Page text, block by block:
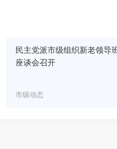
民主党派市级组织新老领导
座谈会召开
市级动态